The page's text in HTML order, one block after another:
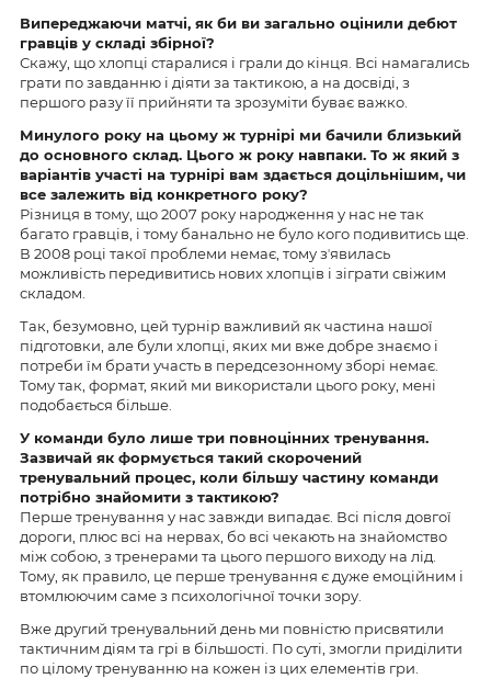
Випереджаючи матчі, як би ви загально оцінили дебют
гравців у складі збірної?
Скажу, що хлопці старалися і грали до кінця. Всі намагались
грати по завданню і діяти за тактикою, а на досвіді, з
першого разу її прийняти та зрозуміти буває важко.
Минулого року на цьому ж турнірі ми бачили близький
до основного склад. Цього ж року навпаки. То ж який з
варіантів участі на турнірі вам здається доцільнішим, чи
все залежить від конкретного року?
Різниця в тому, що 2007 року народження у нас не так
багато гравців, і тому банально не було кого подивитись ще.
В 2008 році такої проблеми немає, тому зʼявилась
можливість передивитись нових хлопців і зіграти свіжим
складом.
Так, безумовно, цей турнір важливий як частина нашої
підготовки, але були хлопці, яких ми вже добре знаємо і
потреби їм брати участь в передсезонному зборі немає.
Тому так, формат, який ми використали цього року, мені
подобається більше.
У команди було лише три повноцінних тренування.
Зазвичай як формується такий скорочений
тренувальний процес, коли більшу частину команди
потрібно знайомити з тактикою?
Перше тренування у нас завжди випадає. Всі після довгої
дороги, плюс всі на нервах, бо всі чекають на знайомство
між собою, з тренерами та цього першого виходу на лід.
Тому, як правило, це перше тренування є дуже емоційним і
втомлюючим саме з психологічної точки зору.
Вже другий тренувальний день ми повністю присвятили
тактичним діям та грі в більшості. По суті, змогли приділити
по цілому тренуванню на кожен із цих елементів гри.